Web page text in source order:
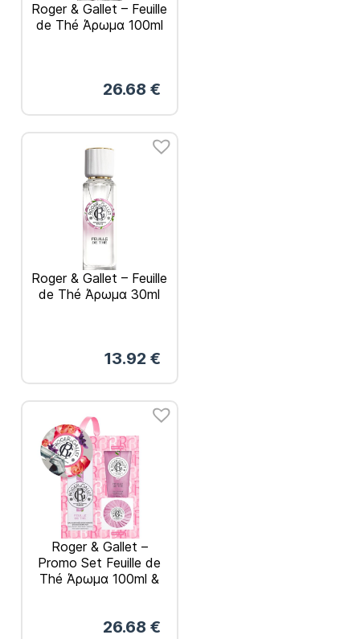
Roger & Gallet – Feuille
de Thé Άρωμα 100ml
26.68 €
Roger & Gallet – Feuille
de Thé Άρωμα 30ml
13.92 €
Roger & Gallet –
Promo Set Feuille de
Thé Άρωμα 100ml &
26.68 €